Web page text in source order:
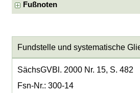
Fußnoten
Fundstelle und systematische
SächsGVBl. 2000 Nr. 15, S. 482
Fsn-Nr.: 300-14